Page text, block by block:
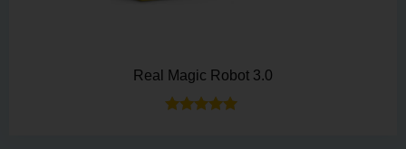
Real Magic Robot 3.0